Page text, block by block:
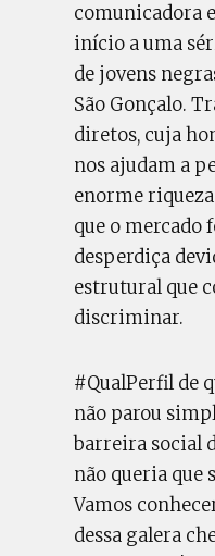
comunicadora
início a uma
de jovens
São Gonçalo.
diretos, cuja
nos ajudam a
enorme
que o mercado
desperdiça
estrutural que
discriminar.
#QualPerfil de
não parou
barreira social
não queria que
Vamos
dessa galera